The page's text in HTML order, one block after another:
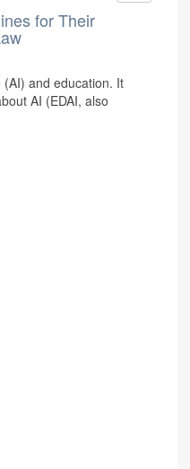
for Their
and education. It
AI (EDAI, also